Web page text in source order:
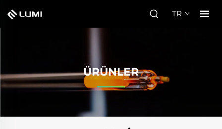
TR
ÜRÜNLER